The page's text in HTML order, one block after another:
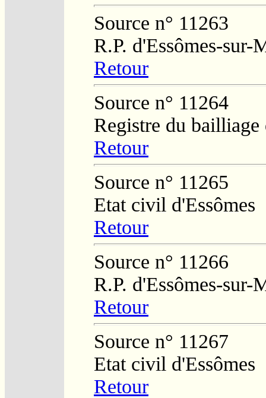
Source n° 11263
R.P. d'Essômes-sur-
Retour
Source n° 11264
Registre du bailliage
Retour
Source n° 11265
Etat civil d'Essômes
Retour
Source n° 11266
R.P. d'Essômes-sur-
Retour
Source n° 11267
Etat civil d'Essômes
Retour